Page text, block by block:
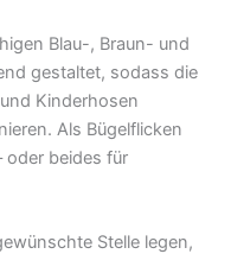
Blau-, Braun- und
gestaltet, sodass die
Kinderhosen
Als Bügelflicken
oder beides für
Stelle legen,